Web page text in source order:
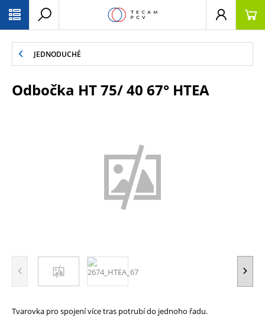
JEDNODUCHÉ
Odbočka HT 75/ 40 67° HTEA
Tvarovka pro spojení více tras potrubí do jednoho řadu.